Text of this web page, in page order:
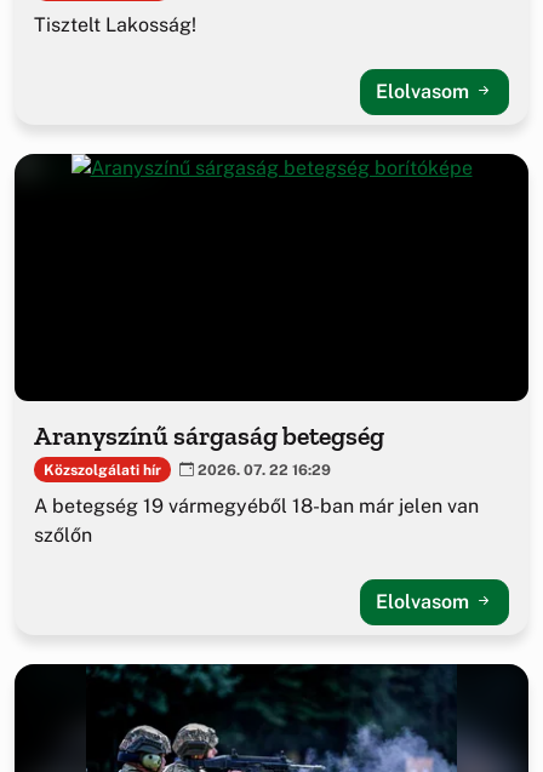
Tisztelt Lakosság!
Elolvasom
Aranyszínű sárgaság betegség
Közszolgálati hír 2026. 07. 22 16:29
A betegség 19 vármegyéből 18-ban már jelen van
szőlőn
Elolvasom